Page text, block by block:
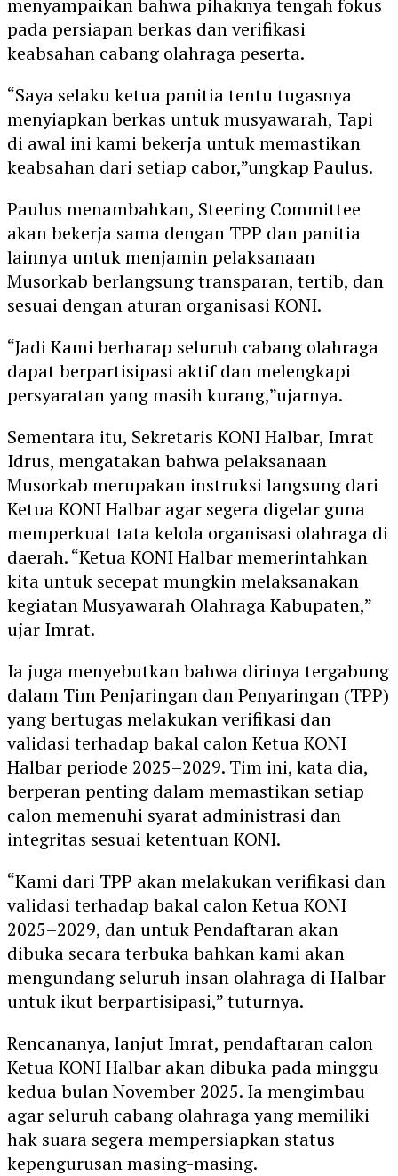
pada persiapan berkas dan verifikasi
keabsahan cabang olahraga peserta.
“Saya selaku ketua panitia tentu tugasnya
menyiapkan berkas untuk musyawarah, Tapi
di awal ini kami bekerja untuk memastikan
keabsahan dari setiap cabor,”ungkap Paulus.
Paulus menambahkan, Steering Committee
akan bekerja sama dengan TPP dan panitia
lainnya untuk menjamin pelaksanaan
Musorkab berlangsung transparan, tertib, dan
sesuai dengan aturan organisasi KONI.
“Jadi Kami berharap seluruh cabang olahraga
dapat berpartisipasi aktif dan melengkapi
persyaratan yang masih kurang,”ujarnya.
Sementara itu, Sekretaris KONI Halbar, Imrat
Idrus, mengatakan bahwa pelaksanaan
Musorkab merupakan instruksi langsung dari
Ketua KONI Halbar agar segera digelar guna
memperkuat tata kelola organisasi olahraga di
daerah. “Ketua KONI Halbar memerintahkan
kita untuk secepat mungkin melaksanakan
kegiatan Musyawarah Olahraga Kabupaten,”
ujar Imrat.
Ia juga menyebutkan bahwa dirinya tergabung
dalam Tim Penjaringan dan Penyaringan (TPP)
yang bertugas melakukanverifikasi dan
validasi terhadap bakal calon Ketua KONI
Halbar periode 2025–2029. Tim ini, kata dia,
berperan penting dalam memastikan setiap
calon memenuhi syarat administrasi dan
integritas sesuai ketentuan KONI.
“Kami dari TPP akan melakukan verifikasi dan
validasi terhadap bakal calon Ketua KONI
2025–2029, dan untuk Pendaftaran akan
dibuka secara terbuka bahkan kami akan
mengundang seluruh insan olahraga di Halbar
untuk ikut berpartisipasi,” tuturnya.
Rencananya, lanjut Imrat, pendaftaran calon
Ketua KONI Halbar akan dibuka padaminggu
kedua bulan November 2025. Ia mengimbau
agar seluruh cabang olahraga yang memiliki
hak suara segera mempersiapkan status
kepengurusanmasing-masing.